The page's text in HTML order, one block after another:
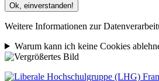
Ok, einverstanden!
Weitere Informationen zur
Warum kann ich keine Cookies